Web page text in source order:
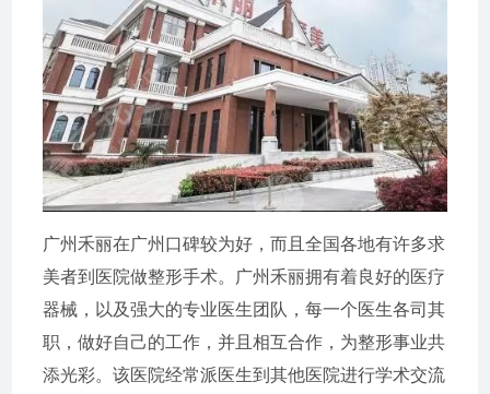
广州禾丽在广州口碑较为好，而且全国各地有许多求
美者到医院做整形手术。广州禾丽拥有着良好的医疗
器械，以及强大的专业医生团队，每一个医生各司其
职，做好自己的工作，并且相互合作，为整形事业共
添光彩。该医院经常派医生到其他医院进行学术交流